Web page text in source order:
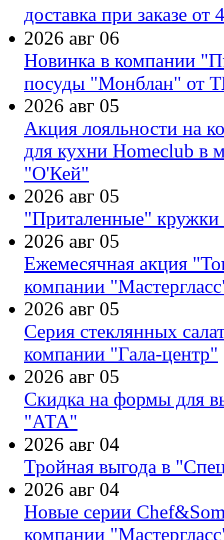
доставка при заказе от
2026 авг 06
Новинка в компании
посуды "Монблан" от
2026 авг 05
Акция лояльности на
для кухни Homeclub в
"О'Кей"
2026 авг 05
"Приталенные" кружки
2026 авг 05
Ежемесячная акция
компании
2026 авг 05
Серия стеклянных
компании "Гала-центр"
2026 авг 05
Скидка на формы для
"АТА"
2026 авг 04
Тройная выгода в
2026 авг 04
Новые серии
компании